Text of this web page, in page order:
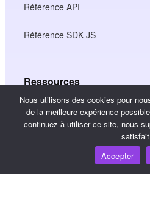
Référence API
Référence SDK JS
Ressources
Carrefour de connaissances
Nous utilisons des cookies pour
de la meilleure expérience
continuez à utiliser ce site, nous
Accepter